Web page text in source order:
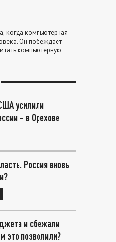
когда компьютерная
Он побеждает
компьютерную
усилили
– в Орехове
Россия вновь
и сбежали
это позволили?